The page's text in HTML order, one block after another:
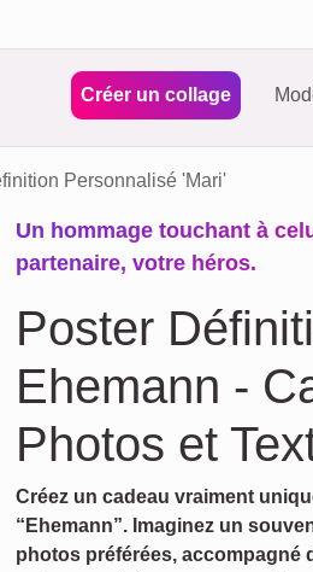
Créer un collage
Personnalisé 'Mari'
Un hommage touchant à
partenaire, votre héros.
Poster
Ehemann -
Photos et
Créez un cadeau vraiment
“Ehemann”. Imaginez un
photos préférées, accompagné